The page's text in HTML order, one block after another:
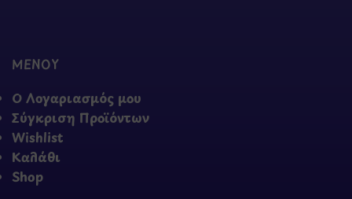
ΜΕΝΟΥ
Ο Λογαριασμός μου
Σύγκριση Προϊόντων
Wishlist
Καλάθι
Shop